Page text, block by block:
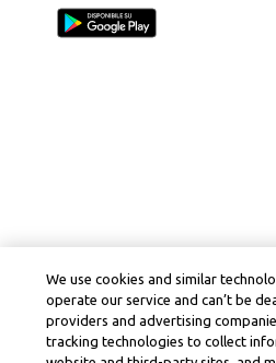
We use cookies and similar
operate our service and can’t be
providers and advertising
tracking technologies to collect